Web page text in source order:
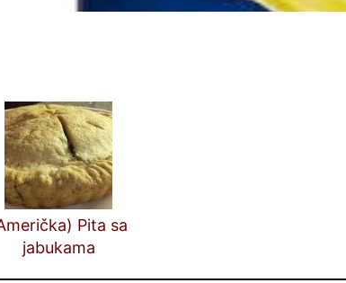
Pita sa
jabukama